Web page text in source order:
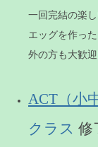
一回完結の楽
エッグを作っ
外の方も大歓
ACT（小
クラス 修